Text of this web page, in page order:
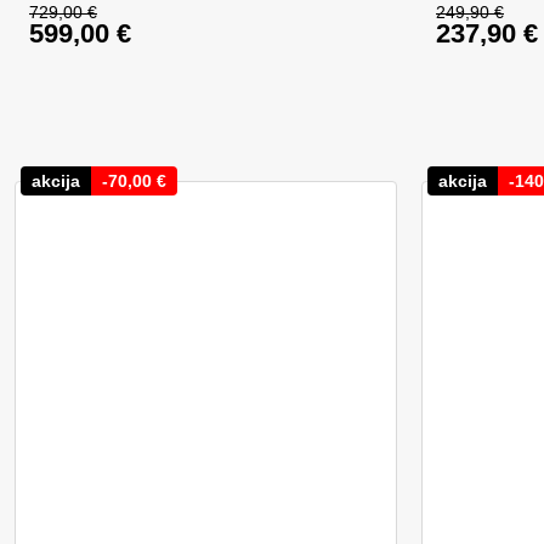
729,00€
Izvirna cena je bila: 729,00 €.
599,00 €
249,90€
Izvirna
237,90 €
akcija -70,00 € akcija -